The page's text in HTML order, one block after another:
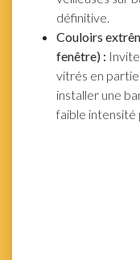
définitive.
Couloirs
fenêtre) :
vitrés en
installer une
faible intensité